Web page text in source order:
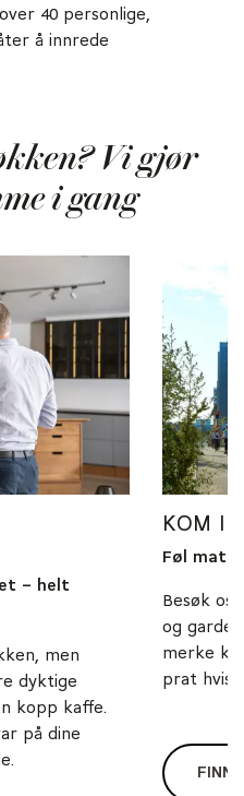
40 personlige,
å innrede
Vi gjør
i gang
– helt
men
dyktige
kopp kaffe.
på dine
KOM
Føl
Besøk
og
merke
prat hvis
FINN